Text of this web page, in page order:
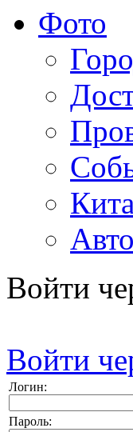
Фото
Войти
Войти
Логин:
Пароль: